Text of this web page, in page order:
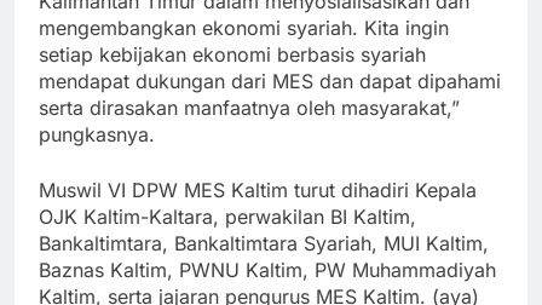
mengembangkan ekonomi syariah. Kita ingin
setiap kebijakan ekonomi berbasis syariah
mendapat dukungan dari MES dan dapat dipahami
serta dirasakan manfaatnya oleh masyarakat,”
pungkasnya.
Muswil VI DPW MES Kaltim turut dihadiri Kepala
OJK Kaltim-Kaltara, perwakilan BI Kaltim,
Bankaltimtara, Bankaltimtara Syariah, MUI Kaltim,
Baznas Kaltim, PWNU Kaltim, PW Muhammadiyah
Kaltim, serta jajaran pengurus MES Kaltim. (aya)